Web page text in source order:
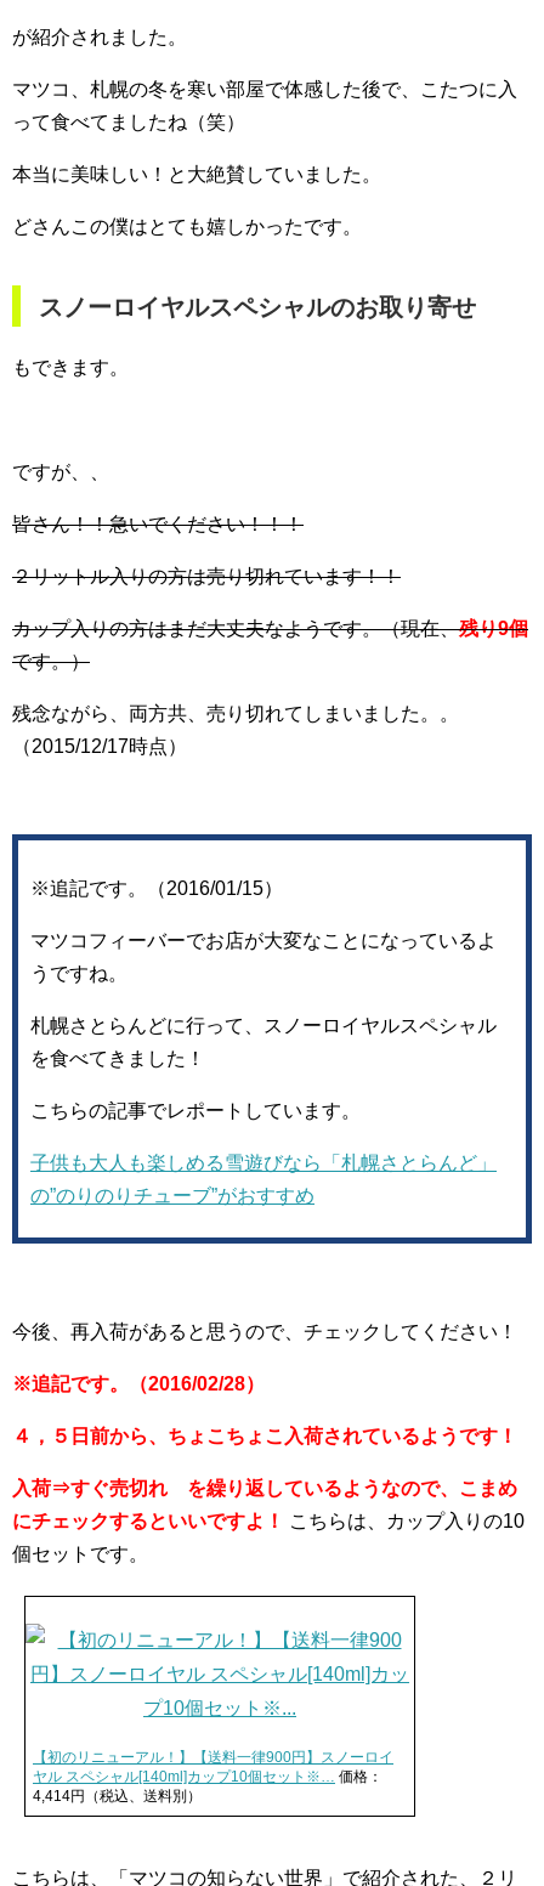
が紹介されました。
マツコ、札幌の冬を寒い部屋で体感した後で、こたつに入
って食べてましたね（笑）
本当に美味しい！と大絶賛していました。
どさんこの僕はとても嬉しかったです。
スノーロイヤルスペシャルのお取り寄せ
もできます。
ですが、、
皆さん！！急いでください！！！
２リットル入りの方は売り切れています！！
カップ入りの方はまだ大丈夫なようです。（現在、残り9個
です。）
残念ながら、両方共、売り切れてしまいました。。
（2015/12/17時点）
※追記です。（2016/01/15）
マツコフィーバーでお店が大変なことになっているよ
うですね。
札幌さとらんどに行って、スノーロイヤルスペシャル
を食べてきました！
こちらの記事でレポートしています。
子供も大人も楽しめる雪遊びなら「札幌さとらんど」
の”のりのりチューブ”がおすすめ
今後、再入荷があると思うので、チェックしてください！
※追記です。（2016/02/28）
４，５日前から、ちょこちょこ入荷されているようです！
入荷⇒すぐ売切れ を繰り返しているようなので、こまめ
にチェックするといいですよ！
こちらは、カップ入りの10
個セットです。
【初のリニューアル！】【送料一律900円】スノーロイ
ヤル スペシャル[140ml]カップ10個セット※… 価格：
4,414円（税込、送料別）
こちらは、「マツコの知らない世界」で紹介された、２リ